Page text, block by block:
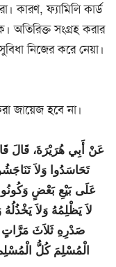
কারণ, ফ্যামিলি কার্ড
অতিরিক্ত সংগ্রহ করার
নিজের করে নেয়া।
জায়েজ হবে না।
عَنْ أَبِي هُرَيْرَةَ، قَالَ
تَحَاسَدُوا وَلاَ
عَلَى بَيْعِ بَعْضٍ
لاَ يَظْلِمُهُ وَلاَ
صَدْرِهِ ثَلاَثَ
الْمُسْلِمَ كُلُّ